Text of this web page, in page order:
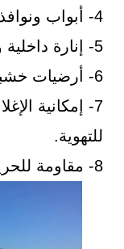
4- أبواب ونوافذ قابلة للفتح والتهوية.
5- إنارة داخلية ونظام كهربائي آمن.
6- أرضيات خشبية أو سيراميك أو سجاد عربي.
7- إمكانية
للتهوية.
8- مقاومة للحريق والرياح والمطر.